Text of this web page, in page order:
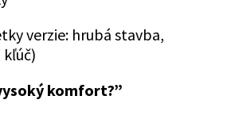
verzie: hrubá stavba,
komfort?”